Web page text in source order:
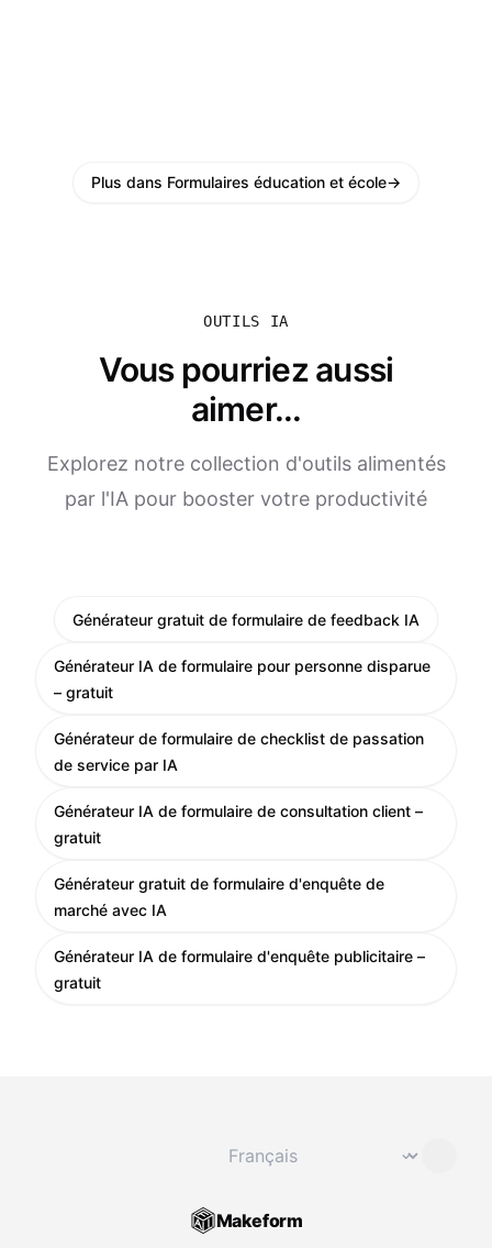
Plus dans Formulaires éducation et école→
OUTILS IA
Vous pourriez aussi
aimer...
Explorez notre collection d'outils alimentés
par l'IA pour booster votre productivité
Générateur gratuit de formulaire de feedback IA
Générateur IA de formulaire pour personne disparue
– gratuit
Générateur de formulaire de checklist de passation
de service par IA
Générateur IA de formulaire de consultation client –
gratuit
Générateur gratuit de formulaire d'enquête de
marché avec IA
Générateur IA de formulaire d'enquête publicitaire –
gratuit
⌄
Makeform